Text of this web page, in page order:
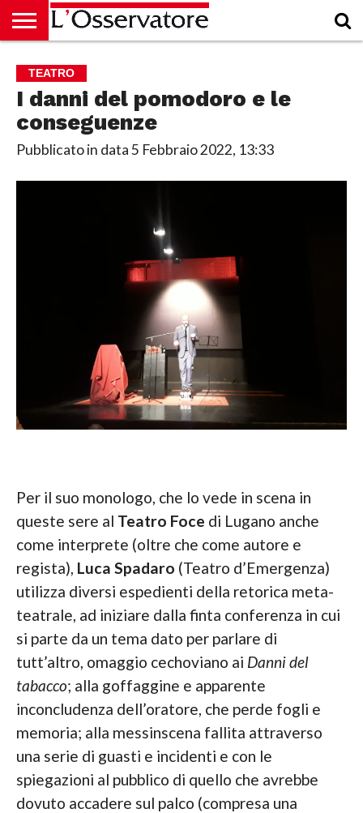
CULTURA
ECONOMIA
RUBRICHE
ARCHIVIO
PODCAST
ABBONAMENTO
CHI
SIAMO
ACCEDI
TEATRO
I danni del pomodoro e le
conseguenze
Pubblicato in data5 Febbraio 2022, 13:33
Per il suo monologo, che lo vede in scena in
queste sere al Teatro Foce di Lugano anche
come interprete (oltre che come autore e
regista), Luca Spadaro (Teatro d’Emergenza)
utilizza diversi espedienti della retorica meta-
teatrale, ad iniziare dalla finta conferenza in cui
si parte da un tema dato per parlare di
tutt’altro, omaggio cechoviano ai Danni del
tabacco; alla goffaggine e apparente
inconcludenza dell’oratore, che perde fogli e
memoria; alla messinscena fallita attraverso
una serie di guasti e incidenti e con le
spiegazioni al pubblico di quello che avrebbe
dovuto accadere sul palco (compresa una